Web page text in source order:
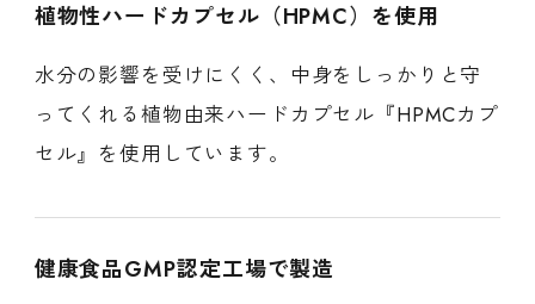
植物性ハードカプセル（HPMC）を使用
水分の影響を受けにくく、中身をしっかりと守
ってくれる植物由来ハードカプセル『HPMCカプ
セル』を使用しています。
健康食品GMP認定工場で製造